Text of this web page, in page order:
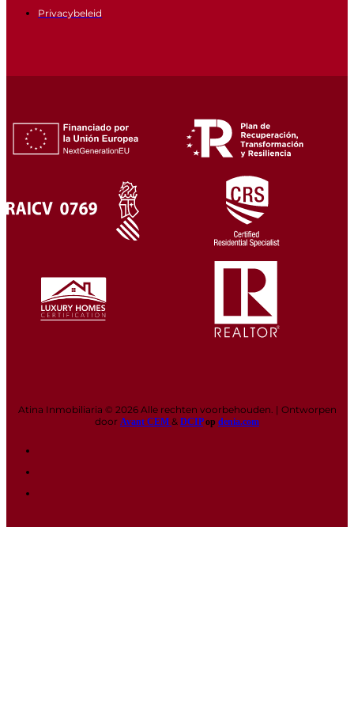
Privacybeleid
Atina Inmobiliaria © 2026 Alle rechten voorbehouden. | Ontworpen
door Avant CEM & DCIPop denia.com